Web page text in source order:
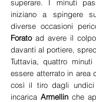
superare. I minuti
iniziano a spingere
diverse occasioni
Forato ad avere il
davanti al portiere,
Tuttavia, quattro
essere atterrato in area
così il tiro dagli
incarica Armellin che